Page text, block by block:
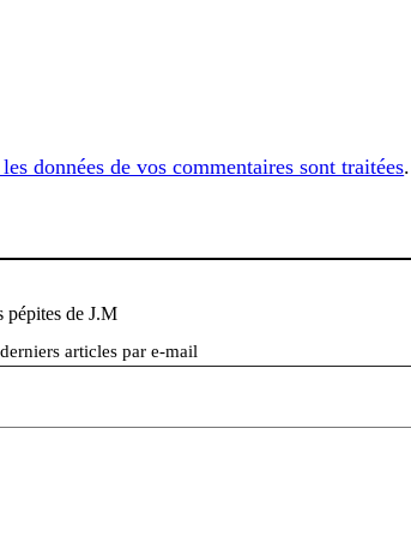
données de vos commentaires sont traitées.
pépites de J.M
articles par e-mail